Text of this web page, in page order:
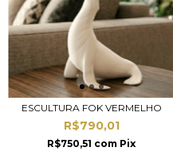
ESCULTURA FOK VERMELHO
R$790,01
R$750,51 com Pix